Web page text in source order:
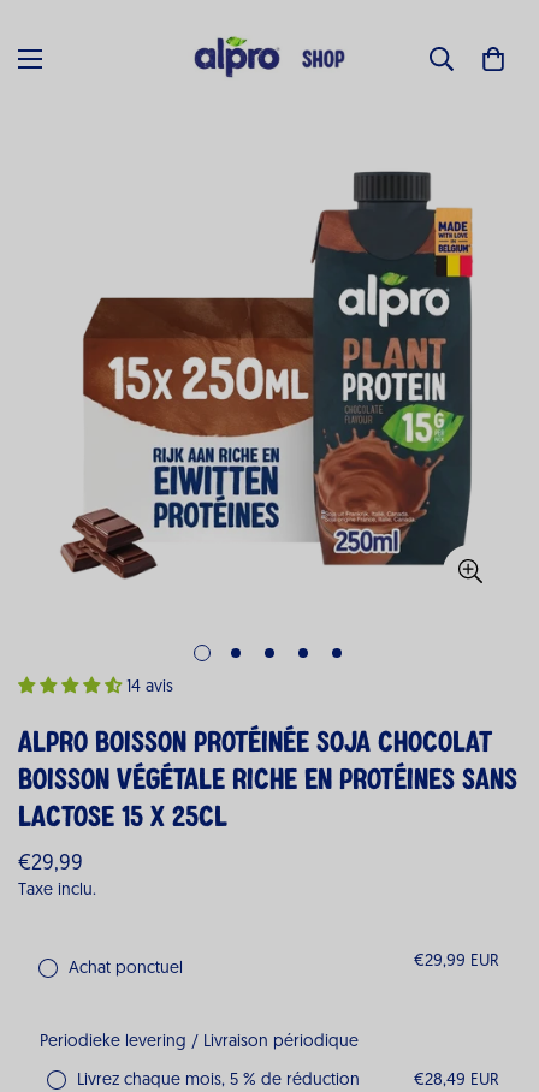
14 avis
ALPRO Boisson Protéinée Soja Chocolat
Boisson Végétale Riche en Protéines Sans
Lactose 15 x 25cl
Prix
€29,99
Taxe inclu.
Achat ponctuel €29,99 EUR
Periodieke levering / Livraison périodique
Livrez chaque mois, 5 % de réduction
€28,49 EUR